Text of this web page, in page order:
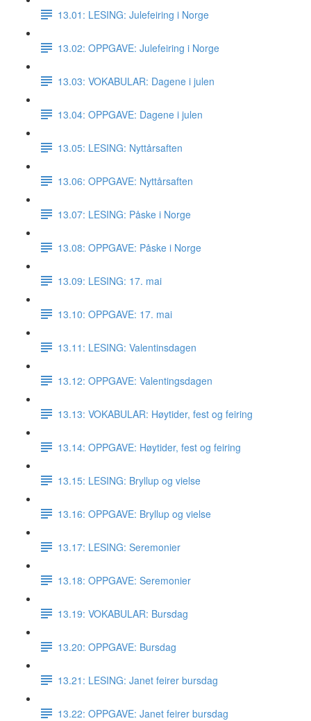
13.01: LESING: Julefeiring i Norge
13.02: OPPGAVE: Julefeiring i Norge
13.03: VOKABULAR: Dagene i julen
13.04: OPPGAVE: Dagene i julen
13.05: LESING: Nyttårsaften
13.06: OPPGAVE: Nyttårsaften
13.07: LESING: Påske i Norge
13.08: OPPGAVE: Påske i Norge
13.09: LESING: 17. mai
13.10: OPPGAVE: 17. mai
13.11: LESING: Valentinsdagen
13.12: OPPGAVE: Valentingsdagen
13.13: VOKABULAR: Høytider, fest og feiring
13.14: OPPGAVE: Høytider, fest og feiring
13.15: LESING: Bryllup og vielse
13.16: OPPGAVE: Bryllup og vielse
13.17: LESING: Seremonier
13.18: OPPGAVE: Seremonier
13.19: VOKABULAR: Bursdag
13.20: OPPGAVE: Bursdag
13.21: LESING: Janet feirer bursdag
13.22: OPPGAVE: Janet feirer bursdag